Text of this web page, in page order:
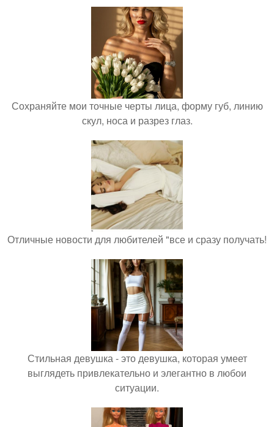
Сохраняйте мои точные черты лица, форму губ, линию
скул, носа и разрез глаз.
Отличные новости для любителей "все и сразу получать!
Стильная девушка - это девушка, которая умеет
выглядеть привлекательно и элегантно в любои
ситуации.